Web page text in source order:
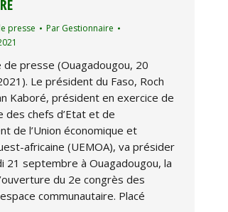
presse Par Gestionnaire
de presse (Ouagadougou, 20
Le président du Faso, Roch
Kaboré, président en exercice de
des chefs d’Etat et de
de l’Union économique et
africaine (UEMOA), va présider
21 septembre à Ouagadougou, la
du 2e congrès des
communautaire. Placé